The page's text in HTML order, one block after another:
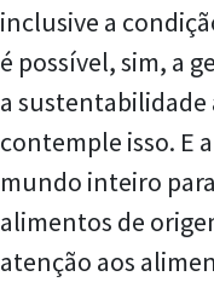
inclusive a
é possível, sim, a
a sustentabilidade
contemple isso. E
mundo inteiro
alimentos de
atenção aos